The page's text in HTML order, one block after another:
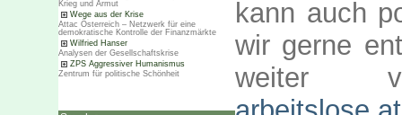
Krieg und Armut
Wege aus der Krise
Attac Österreich – Netzwerk für eine
demokratische Kontrolle der Finanzmärkte
Wilfried Hanser
Analysen der Gesellschaftskrise
ZPS Aggressiver Humanismus
Zentrum für politische Schönheit
kann auch
wir gerne
weiter